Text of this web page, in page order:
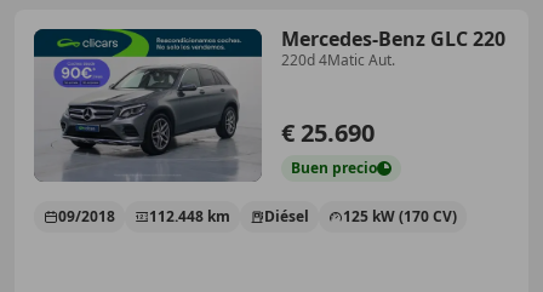
Mercedes-Benz GLC 220
220d 4Matic Aut.
€ 25.690
Buen precio
09/2018 112.448 km Diésel 125 kW (170 CV)